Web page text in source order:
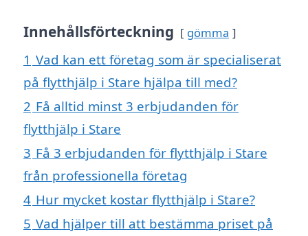
Innehållsförteckning gömma
1 Vad kan ett företag som är specialiserat
på flytthjälp i Stare hjälpa till med?
2 Få alltid minst 3 erbjudanden för
flytthjälp i Stare
3 Få 3 erbjudanden för flytthjälp i Stare
från professionella företag
4 Hur mycket kostar flytthjälp i Stare?
5 Vad hjälper till att bestämma priset på